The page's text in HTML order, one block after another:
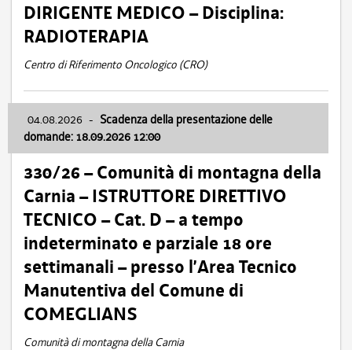
DIRIGENTE MEDICO – Disciplina:
RADIOTERAPIA
Centro di Riferimento Oncologico (CRO)
04.08.2026 - Scadenza della presentazione delle
domande: 18.09.2026 12:00
330/26 – Comunità di montagna della
Carnia – ISTRUTTORE DIRETTIVO
TECNICO – Cat. D – a tempo
indeterminato e parziale 18 ore
settimanali – presso l’Area Tecnico
Manutentiva del Comune di
COMEGLIANS
Comunità di montagna della Carnia